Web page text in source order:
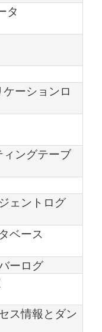
タ
ーションロ
ングテーブ
ェントログ
ベース
ーログ
ス情報とダン